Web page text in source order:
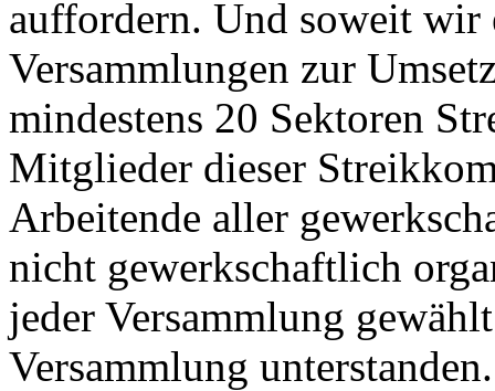
auffordern. Und soweit wir
Versammlungen zur
mindestens 20 Sektoren
Mitglieder dieser
Arbeitende aller
nicht gewerkschaftlich
jeder Versammlung
Versammlung unterstanden.